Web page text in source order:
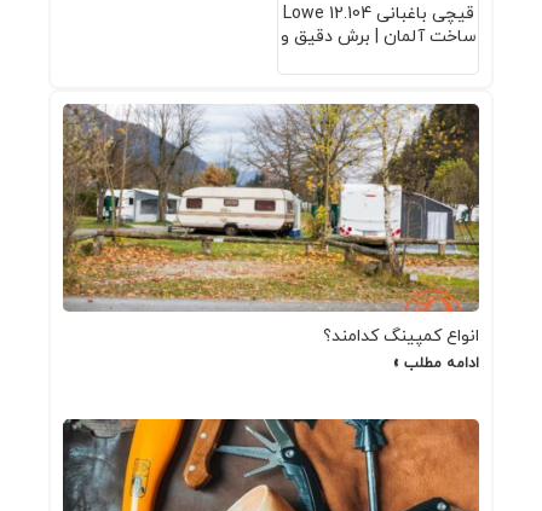
قیچی باغبانی Lowe 12.104
ساخت آلمان | برش دقیق و
انواع کمپینگ کدامند؟
ادامه مطلب »